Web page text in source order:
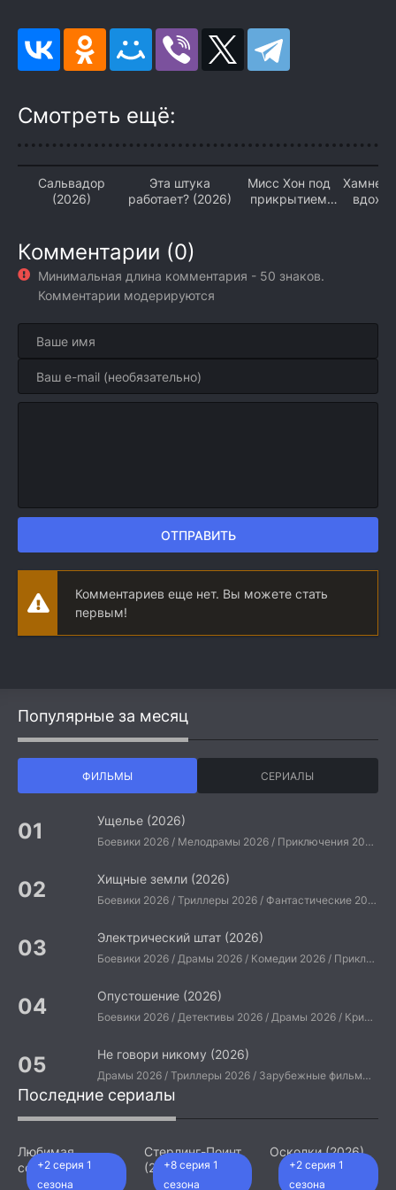
Смотреть ещё:
Сальвадор
(2026)
Эта штука
работает? (2026)
Мисс Хон под
прикрытием
Хамнет:
Комментарии (0)
Минимальная длина комментария - 50 знаков.
Комментарии модерируются
ОТПРАВИТЬ
Комментариев еще нет. Вы можете стать
первым!
Популярные за месяц
ФИЛЬМЫ СЕРИАЛЫ
Ущелье (2026)
Боевики 2026 / Мелодрамы 2026 / Приключения 2026 / Ужасы 2026 / Фантастические 2026 / Зарубежные фильмы 2026 / Американские фильмы / Фильмы 2026
Хищные земли (2026)
Боевики 2026 / Триллеры 2026 / Фантастические 2026 / Зарубежные фильмы 2026 / Американские фильмы / Фильмы 2026
Электрический штат (2026)
Боевики 2026 / Драмы 2026 / Комедии 2026 / Приключения 2026 / Фантастические 2026 / Зарубежные фильмы 2026 / Американские фильмы / Фильмы 2026
Опустошение (2026)
Боевики 2026 / Детективы 2026 / Драмы 2026 / Криминальные фильмы 2026 / Триллеры 2026 / Зарубежные фильмы 2026 / Американские фильмы / Фильмы 2026
Не говори никому (2026)
Драмы 2026 / Триллеры 2026 / Зарубежные фильмы 2026 / Американские фильмы / Фильмы 2026
Последние сериалы
+2 серия 1
сезона
Любимая
сотрудница
(2026)
+8 серия 1
сезона
Стерлинг-Поинт
(2026)
+2 серия 1
сезона
Осколки (2026)